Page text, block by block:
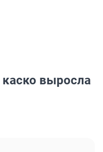
выросла